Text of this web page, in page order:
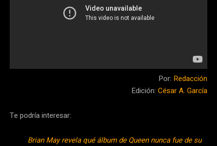
Por: Redacción
Edición: César A. García
Te podría interesar:
Brian May revela qué álbum de Queen nunca fue de su